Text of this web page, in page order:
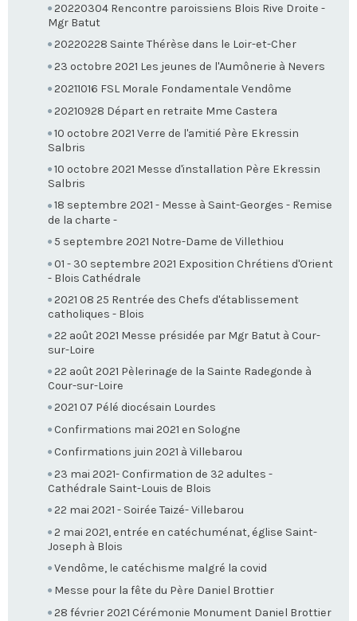
20220304 Rencontre paroissiens Blois Rive Droite -
Mgr Batut
20220228 Sainte Thérèse dans le Loir-et-Cher
23 octobre 2021 Les jeunes de l'Aumônerie à Nevers
20211016 FSL Morale Fondamentale Vendôme
20210928 Départ en retraite Mme Castera
10 octobre 2021 Verre de l'amitié Père Ekressin
Salbris
10 octobre 2021 Messe d'installation Père Ekressin
Salbris
18 septembre 2021 - Messe à Saint-Georges - Remise
de la charte -
5 septembre 2021 Notre-Dame de Villethiou
01 - 30 septembre 2021 Exposition Chrétiens d'Orient
- Blois Cathédrale
2021 08 25 Rentrée des Chefs d'établissement
catholiques - Blois
22 août 2021 Messe présidée par Mgr Batut à Cour-
sur-Loire
22 août 2021 Pèlerinage de la Sainte Radegonde à
Cour-sur-Loire
2021 07 Pélé diocésain Lourdes
Confirmations mai 2021 en Sologne
Confirmations juin 2021 à Villebarou
23 mai 2021- Confirmation de 32 adultes -
Cathédrale Saint-Louis de Blois
22 mai 2021 - Soirée Taizé- Villebarou
2 mai 2021, entrée en catéchuménat, église Saint-
Joseph à Blois
Vendôme, le catéchisme malgré la covid
Messe pour la fête du Père Daniel Brottier
28 février 2021 Cérémonie Monument Daniel Brottier